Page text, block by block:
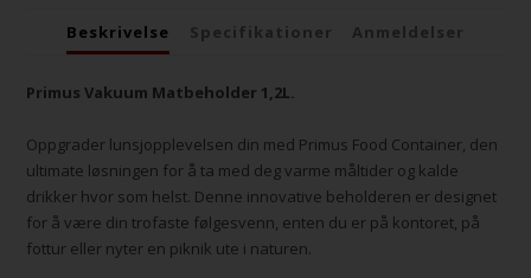
Beskrivelse Specifikationer Anmeldelser
Primus Vakuum Matbeholder 1,2L.
Oppgrader lunsjopplevelsen din med Primus Food Container, den
ultimate løsningen for å ta med deg varme måltider og kalde
drikker hvor som helst. Denne innovative beholderen er designet
for å være din trofaste følgesvenn, enten du er på kontoret, på
fottur eller nyter en piknik ute i naturen.